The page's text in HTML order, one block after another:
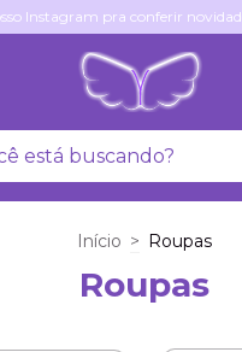
Instagram pra conferir
Início > Roupas
Roupas